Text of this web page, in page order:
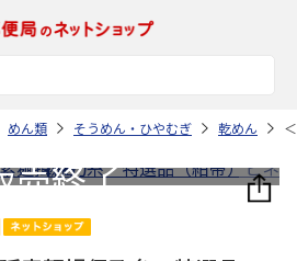
めん類 そうめん・ひやむぎ 乾めん